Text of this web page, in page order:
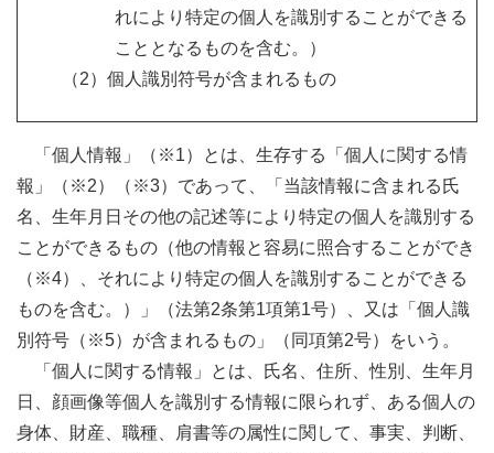
れにより特定の個人を識別することができる
こととなるものを含む。）
（2）個人識別符号が含まれるもの
「個人情報」（※1）とは、生存する「個人に関する情
報」（※2）（※3）であって、「当該情報に含まれる氏
名、生年月日その他の記述等により特定の個人を識別する
ことができるもの（他の情報と容易に照合することができ
（※4）、それにより特定の個人を識別することができる
ものを含む。）」（法第2条第1項第1号）、又は「個人識
別符号（※5）が含まれるもの」（同項第2号）をいう。
「個人に関する情報」とは、氏名、住所、性別、生年月
日、顔画像等個人を識別する情報に限られず、ある個人の
身体、財産、職種、肩書等の属性に関して、事実、判断、